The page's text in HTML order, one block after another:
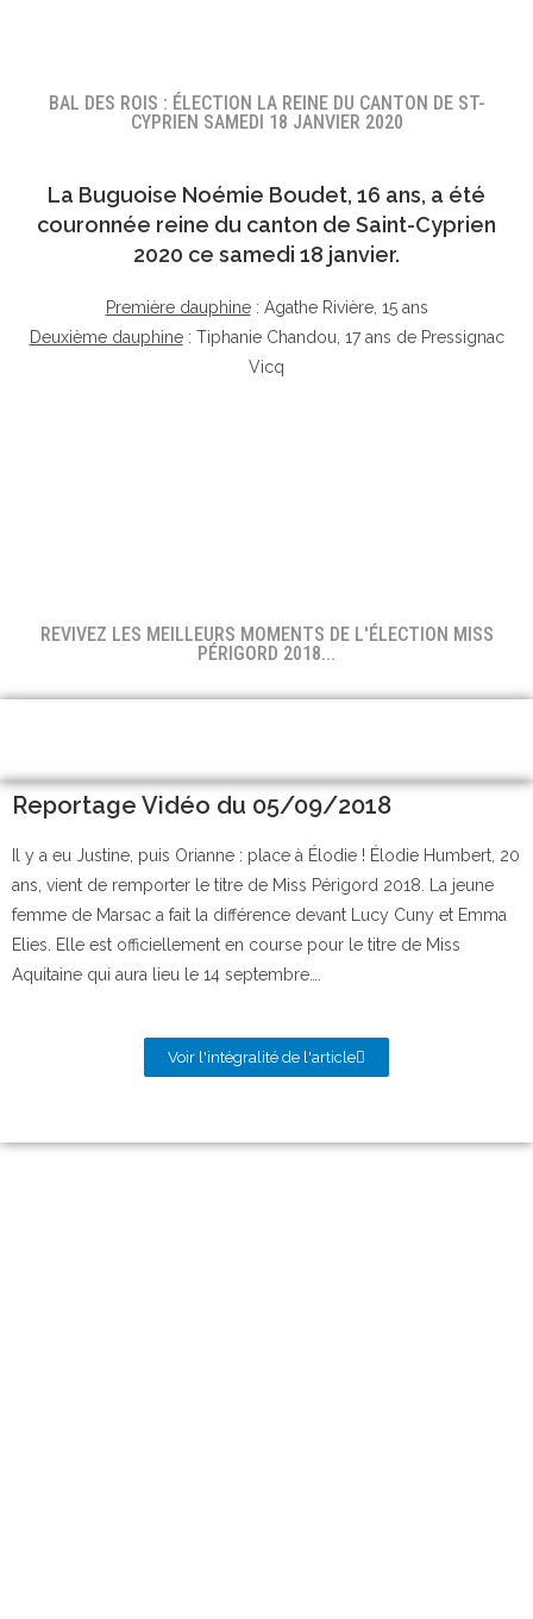
BAL DES ROIS : ÉLECTION LA REINE DU CANTON DE ST-
CYPRIEN SAMEDI 18 JANVIER 2020
La Buguoise Noémie Boudet, 16 ans, a été
couronnée reine du canton de Saint-Cyprien
2020 ce samedi 18 janvier.
Première dauphine: Agathe Rivière, 15 ans
Deuxième dauphine: Tiphanie Chandou, 17 ans de Pressignac
Vicq
REVIVEZ LES MEILLEURS MOMENTS DE L'ÉLECTION MISS
PÉRIGORD 2018...
Reportage Vidéo du 05/09/2018
Il y a eu Justine, puis Orianne : place à Élodie ! Élodie Humbert, 20
ans, vient de remporter le titre de Miss Périgord 2018. La jeune
femme de Marsac a fait la différence devant Lucy Cuny et Emma
Elies. Elle est officiellement en course pour le titre de Miss
Aquitaine qui aura lieu le 14 septembre….
Voir l'intégralité de l'article